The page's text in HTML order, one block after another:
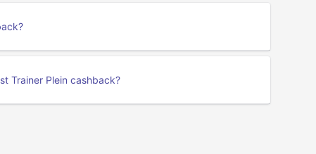
Trainer Plein cashback?